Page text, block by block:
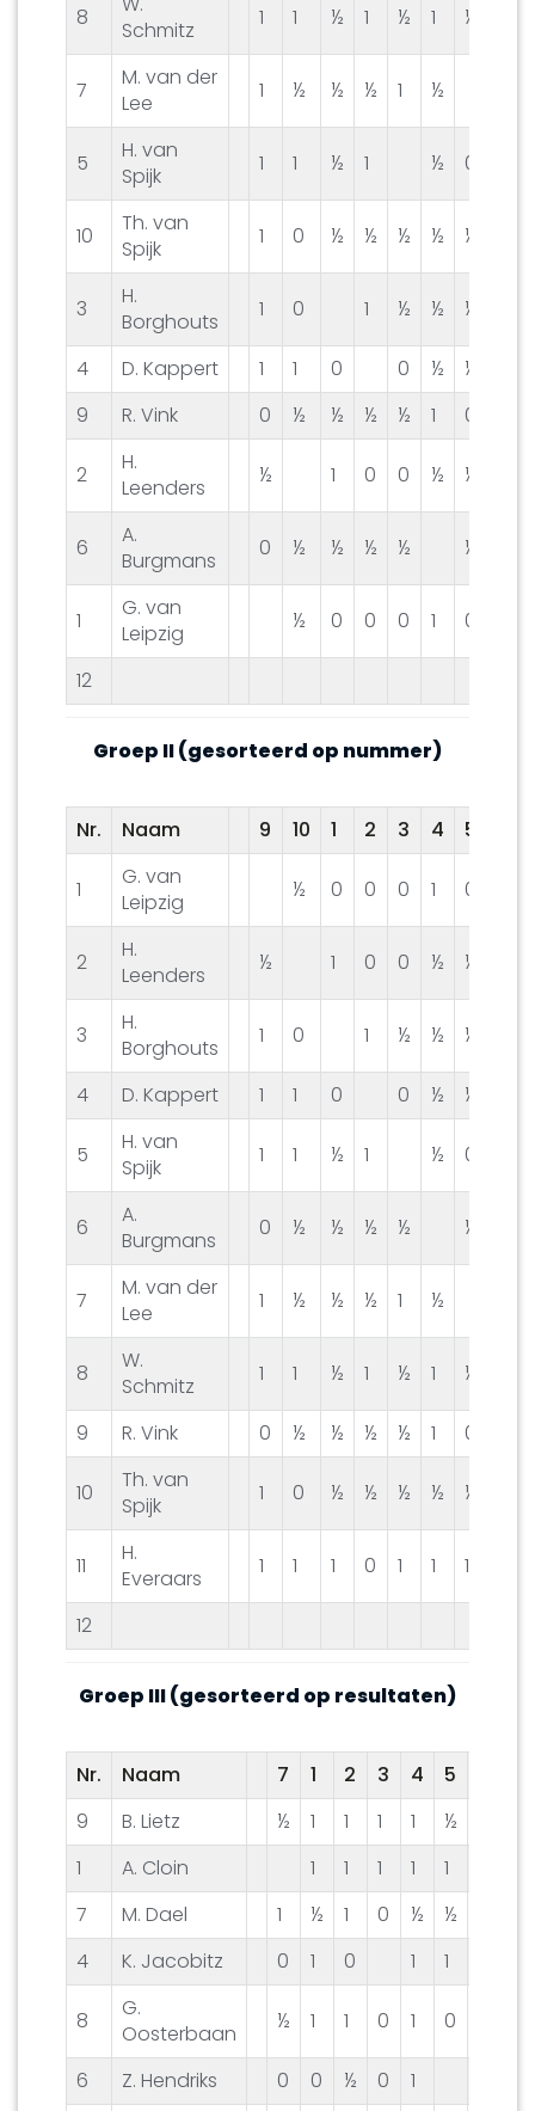
8
Schmitz
1 1 ½ 1 ½ 1 ½
7
M. van der
Lee
1 ½ ½ ½ 1 ½
5
H. van
Spijk
1 1 ½ 1 ½ 0
10
Th. van
Spijk
1 0 ½ ½ ½ ½ ½
3
H.
Borghouts
1 0 1 ½ ½ ½
4 D. Kappert 1 1 0 0 ½ ½
9
R. Vink 0 ½ ½ ½ ½ 1 0
2
H.
Leenders
½ 1 0 0 ½ ½
6
A.
Burgmans
0 ½ ½ ½ ½ ½
1
G. van
Leipzig
½ 0 0 0 1 0
12
Groep II (gesorteerd op nummer)
Nr. Naam 9 10 1 2 3 4 5
1
G. van
Leipzig
½ 0 0 0 1 0
2
H.
Leenders
½ 1 0 0 ½ ½
3
H.
Borghouts
1 0 1 ½ ½ ½
4 D. Kappert 1 1 0 0 ½ ½
5
H. van
Spijk
1 1 ½ 1 ½ 0
6
A.
Burgmans
0 ½ ½ ½ ½ ½
7
M. van der
Lee
1 ½ ½ ½ 1 ½
8
W.
Schmitz
1 1 ½ 1 ½ 1 ½
9 R. Vink 0 ½ ½ ½ ½ 1 0
10
Th. van
Spijk
1 0 ½ ½ ½ ½ ½
11
H.
Everaars
1 1 1 0 1 1 1
12
Groep III (gesorteerd op resultaten)
Nr. Naam 7 1 2 3 4 5
9
B. Lietz ½ 1 1 1 1 ½
1
A. Cloin 1 1 1 1 1
7
M. Dael 1 ½ 1 0 ½ ½
4
K. Jacobitz 0 1 0 1 1
8
G.
Oosterbaan
½ 1 1 0 1 0
6 Z. Hendriks 0 0 ½ 0 1